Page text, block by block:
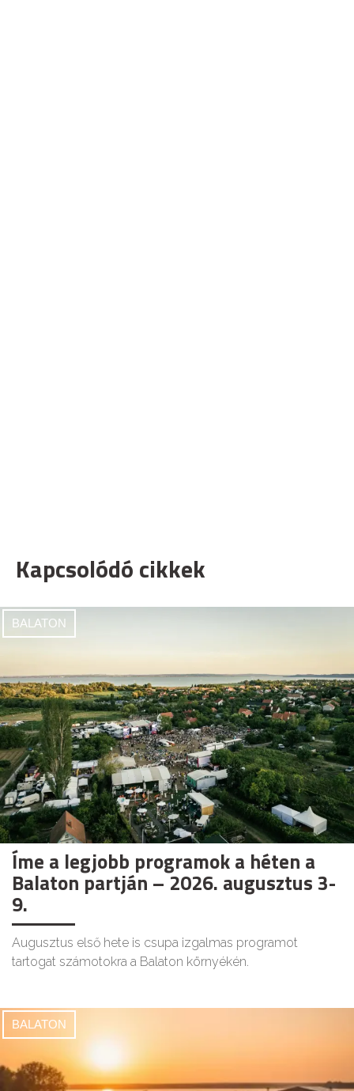
Kapcsolódó cikkek
BALATON
Íme a legjobb programok a héten a
Balaton partján – 2026. augusztus 3-
9.
Augusztus első hete is csupa izgalmas programot
tartogat számotokra a Balaton környékén.
BALATON